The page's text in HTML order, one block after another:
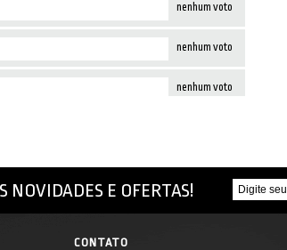
nenhum voto
nenhum voto
nenhum voto
NOVIDADES E OFERTAS!
CONTATO